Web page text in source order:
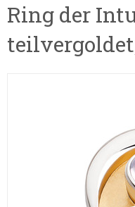
Ring der